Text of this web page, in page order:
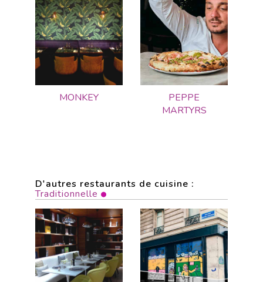
MONKEY
PEPPE
MARTYRS
D'autres restaurants de cuisine :
Traditionnelle